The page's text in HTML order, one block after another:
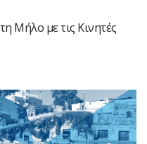
Μήλο με τις Κινητές